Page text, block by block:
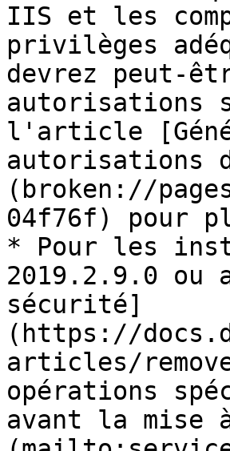
IIS et les
privilèges
devrez peut-
autorisations
l'article
autorisations
(broken://
04f76f) pour
* Pour les
2019.2.9.0 ou
sécurité]
(https://
articles/
opérations
avant la mise